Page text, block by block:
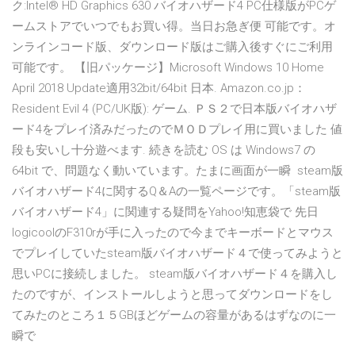
ク:Intel® HD Graphics 630 バイオハザード4 PC仕様版がPCゲ
ームストアでいつでもお買い得。当日お急ぎ便 可能です。オ
ンラインコード版、ダウンロード版はご購入後すぐにご利用
可能です。 【旧パッケージ】Microsoft Windows 10 Home
April 2018 Update適用32bit/64bit 日本. Amazon.co.jp：
Resident Evil 4 (PC/UK版): ゲーム. ＰＳ２で日本版バイオハザ
ード4をプレイ済みだったのでＭＯＤプレイ用に買いました 値
段も安いし十分遊べます. 続きを読む OS は Windows7 の
64bit で、問題なく動いています。たまに画面が一瞬 steam版
バイオハザード4に関するQ＆Aの一覧ページです。「steam版
バイオハザード4」に関連する疑問をYahoo!知恵袋で 先日
logicoolのF310rが手に入ったので今までキーボードとマウス
でプレイしていたsteam版バイオハザード４で使ってみようと
思いPCに接続しました。 steam版バイオハザード４を購入し
たのですが、インストールしようと思ってダウンロードをし
てみたのところ１５GBほどゲームの容量があるはずなのに一
瞬で